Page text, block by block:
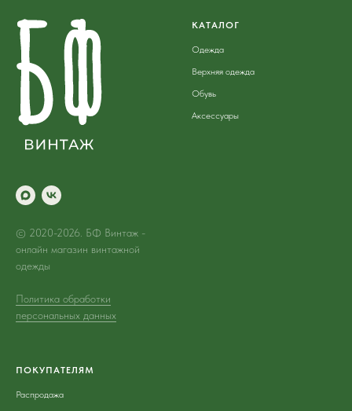
© 2020-2026. БФ Винтаж -
онлайн магазин винтажной
одежды
Политика обработки
персональных данных
КАТАЛОГ
Одежда
Верхняя одежда
Обувь
Аксессуары
ПОКУПАТЕЛЯМ
Распродажа